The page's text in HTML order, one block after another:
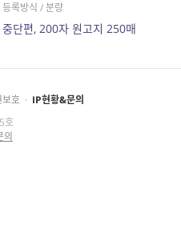
등록방식 / 분량
중단편, 200자 원고지 250매
호 · IP현황&문의
호
의